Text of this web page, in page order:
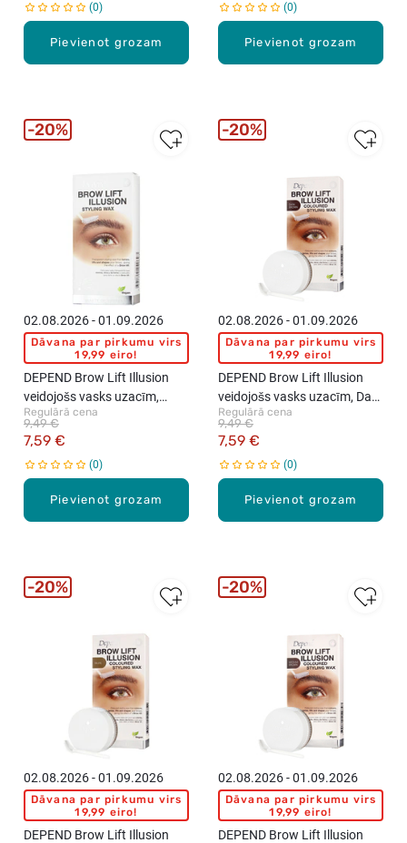
Pievienot grozam
0
Pievienot grozam
0
Pievienot grozam
02.08.2026 - 01.09.2026
Dāvana par pirkumu virs
19,99 eiro!
DEPEND Brow Lift Illusion
veidojošs vasks uzacīm,
Transparent, 5g
Regulārā cena
7,59 €
9,49 €
0
20%
Pievienot grozam
02.08.2026 - 01.09.2026
Dāvana par pirkumu virs
19,99 eiro!
DEPEND Brow Lift Illusion
veidojošs vasks uzacīm, Dark
Brown, 5g
Regulārā cena
7,59 €
9,49 €
0
20%
02.08.2026 - 01.09.2026
Dāvana par pirkumu virs
19,99 eiro!
DEPEND Brow Lift Illusion
20%
02.08.2026 - 01.09.2026
Dāvana par pirkumu virs
19,99 eiro!
DEPEND Brow Lift Illusion
20%